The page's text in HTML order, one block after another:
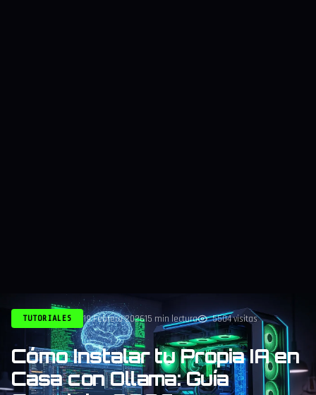
TUTORIALES 19 Febrero 202615 min lectura 5504 visitas
Cómo Instalar tu Propia IA en
Casa con Ollama: Guía